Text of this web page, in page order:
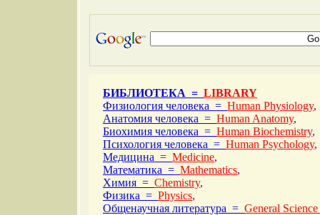
БИБЛИОТЕКА = LIBRARY
Физиология человека = Human Physiology,
Анатомия человека = Human Anatomy,
Биохимия человека = Human Biochemistry,
Психология человека = Human Psychology,
Медицина = Medicine,
Математика = Mathematics,
Химия = Chemistry,
Физика = Physics,
Общенаучная литература = General